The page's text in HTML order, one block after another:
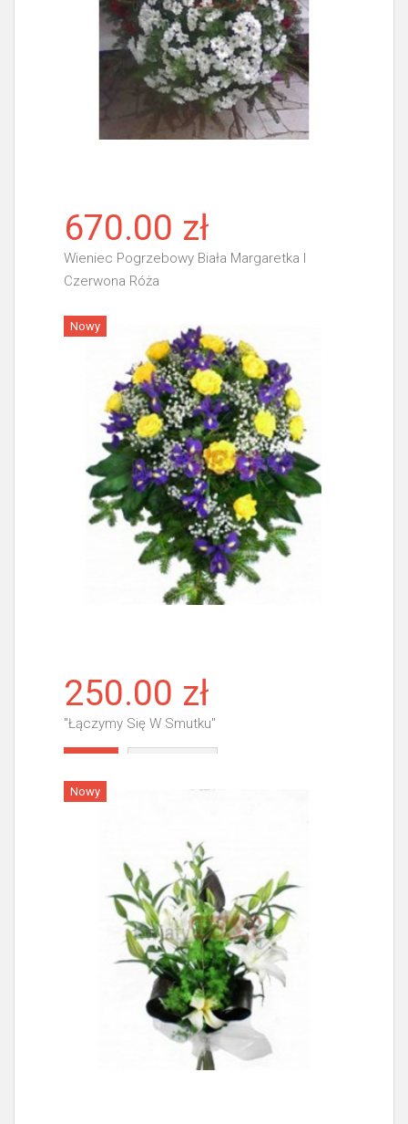
670.00 zł
Wieniec Pogrzebowy Biała Margaretka I
Czerwona Róża
Więcej
Nowy
250.00 zł
"Łączymy Się W Smutku"
Nowy